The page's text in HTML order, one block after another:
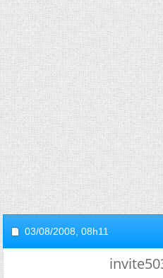
03/08/2008, 08h11